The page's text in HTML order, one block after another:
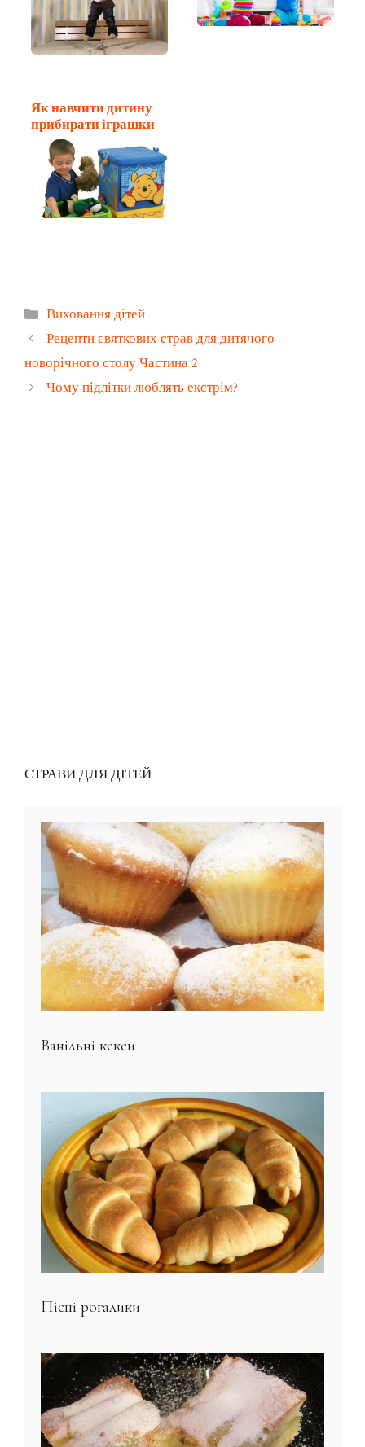
Як навчити дитину
прибирати іграшки
Категорії
Виховання дітей
Рецепти святкових страв для дитячого
новорічного столу Частина 2
Чому підлітки люблять екстрім?
СТРАВИ ДЛЯ ДІТЕЙ
Ванільні кекси
Пісні рогалики